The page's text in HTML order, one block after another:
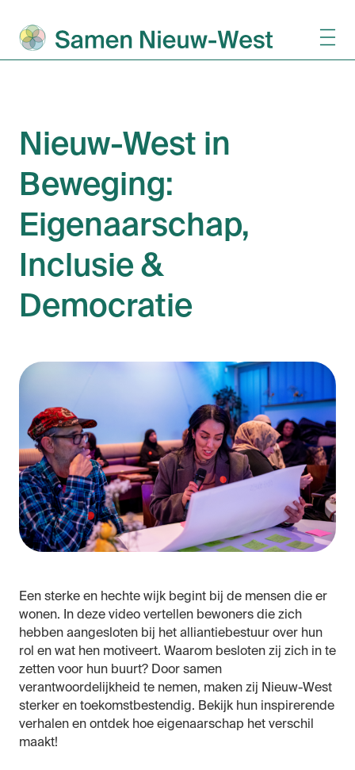
Nieuw-West in
Beweging:
Eigenaarschap,
Inclusie &
Democratie
Een sterke en hechte wijk begint bij de mensen die er
wonen. In deze video vertellen bewoners die zich
hebben aangesloten bij het alliantiebestuur over hun
rol en wat hen motiveert. Waarom besloten zij zich in te
zetten voor hun buurt? Door samen
verantwoordelijkheid te nemen, maken zij Nieuw-West
sterker en toekomstbestendig. Bekijk hun inspirerende
verhalen en ontdek hoe eigenaarschap het verschil
maakt!